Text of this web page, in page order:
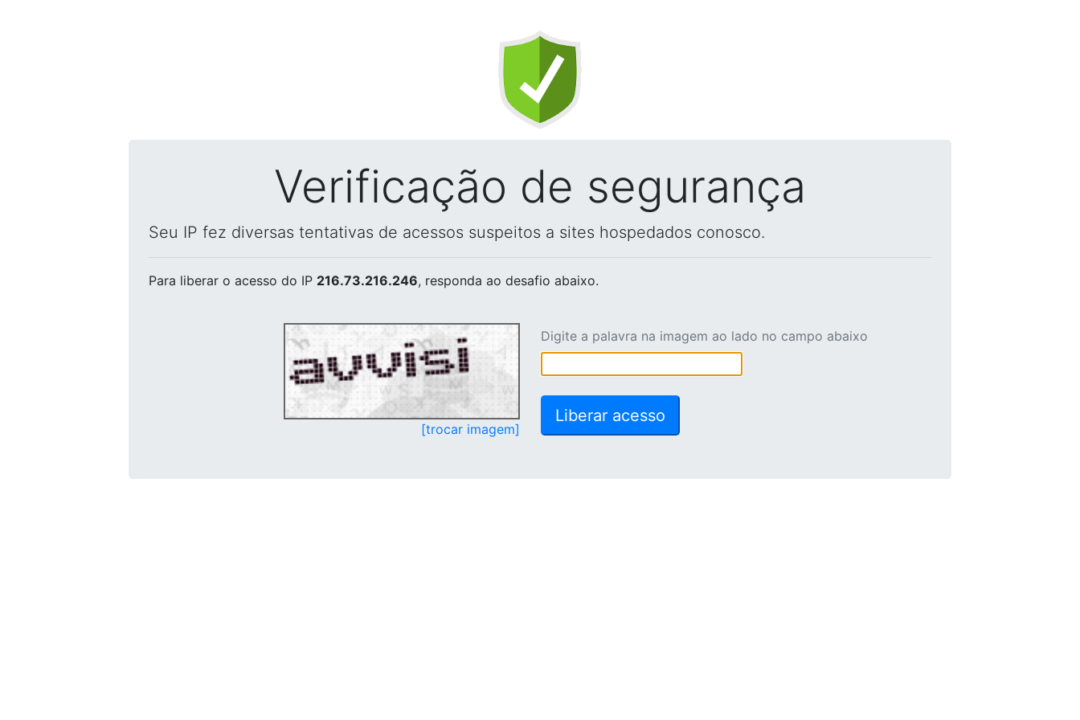
Verificação de segurança
Seu IP fez diversas tentativas de acessos suspeitos a sites hospedados conosco.
Para liberar o acesso do IP 216.73.216.246, responda ao desafio abaixo.
[trocar imagem]
Digite a palavra na imagem ao lado no campo abaixo